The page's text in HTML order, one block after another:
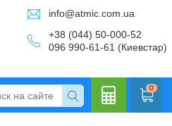
info@atmic.com.ua
+38 (044) 50-000-52
096 990-61-61 (Киевстар)
0